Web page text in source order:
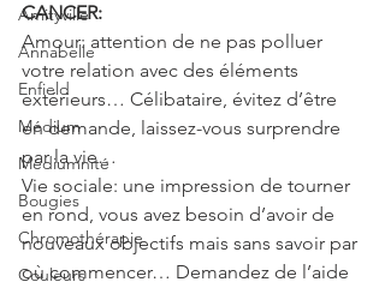
Amityville
Annabelle
Enfield
Médium
Médiumnité
Bougies
Chromothérapie
Couleurs
CANCER:
Amour: attention de ne pas polluer
votre relation avec des éléments
extérieurs… Célibataire, évitez d’être
en demande, laissez-vous surprendre
par la vie…
Vie sociale: une impression de tourner
en rond, vous avez besoin d’avoir de
nouveaux objectifs mais sans savoir par
où commencer… Demandez de l’aide